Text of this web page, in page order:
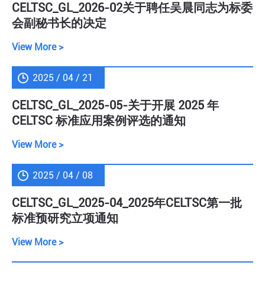
CELTSC_GL_2026-02关于聘任吴晨同志为标委
会副秘书长的决定
View More >
2025 / 04 / 21
CELTSC_GL_2025-05-关于开展 2025 年
CELTSC 标准应用案例评选的通知
View More >
2025 / 04 / 08
CELTSC_GL_2025-04_2025年CELTSC第一批
标准预研究立项通知
View More >